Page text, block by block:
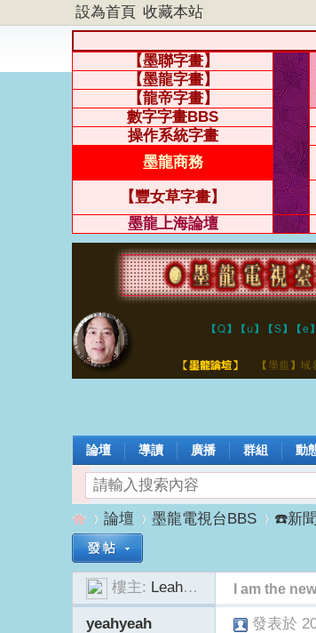
設為首頁 收藏本站
【墨聯字畫】
【墨龍字畫】
【龍帝字畫】
數字字畫BBS
操作系統字畫
墨龍商務
【豐女草字畫】
墨龍上海論壇
論壇 導讀 廣播 群組 動
»
論壇
›
墨龍電視台BBS
›
☎️新
樓主: LeahJanous I am the
yeahyeah 發表於